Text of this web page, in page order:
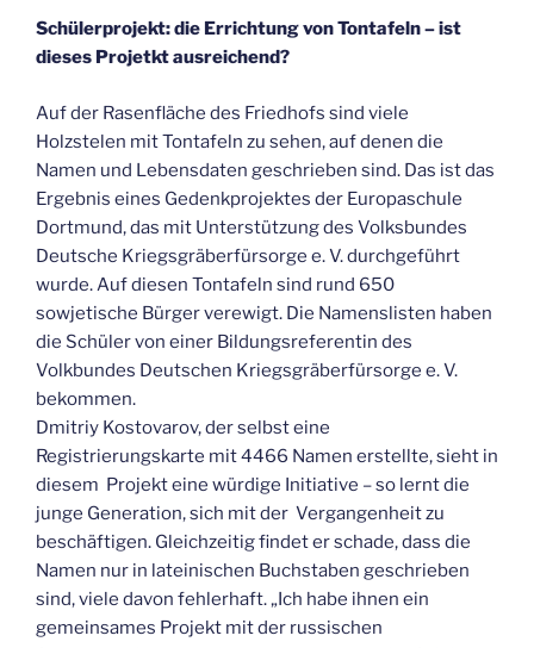
Schülerprojekt: die Errichtung von Tontafeln – ist
dieses Projetkt ausreichend?
Auf der Rasenfläche des Friedhofs sind viele
Holzstelen mit Tontafeln zu sehen, auf denen die
Namen und Lebensdaten geschrieben sind. Das ist das
Ergebnis eines Gedenkprojektes der Europaschule
Dortmund, das mit Unterstützung des Volksbundes
Deutsche Kriegsgräberfürsorge e. V. durchgeführt
wurde. Auf diesen Tontafeln sind rund 650
sowjetische Bürger verewigt. Die Namenslisten haben
die Schüler von einer Bildungsreferentin des
Volkbundes Deutschen Kriegsgräberfürsorge e. V.
bekommen.
Dmitriy Kostovarov, der selbst eine
Registrierungskarte mit 4466 Namen erstellte, sieht in
diesem Projekt eine würdige Initiative – so lernt die
junge Generation, sich mit der Vergangenheit zu
beschäftigen. Gleichzeitig findet er schade, dass die
Namen nur in lateinischen Buchstaben geschrieben
sind, viele davon fehlerhaft. „Ich habe ihnen ein
gemeinsames Projekt mit der russischen